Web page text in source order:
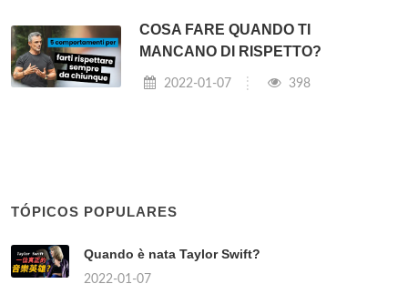
COSA FARE QUANDO TI
MANCANO DI RISPETTO?
2022-01-07 398
TÓPICOS POPULARES
Quando è nata Taylor Swift?
2022-01-07